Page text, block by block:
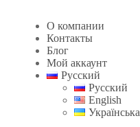
О компании
Контакты
Блог
Мой аккаунт
Русский
Русский
English
Українська